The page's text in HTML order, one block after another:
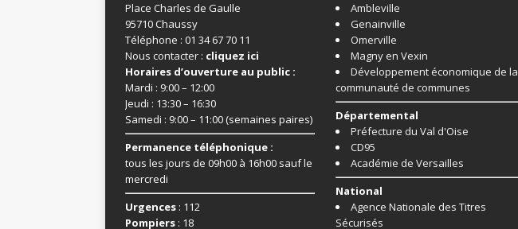
Place Charles de Gaulle
95710 Chaussy
Téléphone : 01 34 67 70 11
Nous contacter : cliquez ici
Horaires d’ouverture au public :
Mardi : 9:00 – 12:00
Jeudi : 13:30 – 16:30
Samedi : 9:00 – 11:00 (semaines paires)
Permanence téléphonique :
tous les jours de 09h00 à 16h00 sauf le
mercredi
Urgences : 112
Pompiers : 18
Ambleville
Genainville
Omerville
Magny en Vexin
Développement économique de la
communauté de communes
Départemental
Préfecture du Val d'Oise
CD95
Académie de Versailles
National
Agence Nationale des Titres
Sécurisés